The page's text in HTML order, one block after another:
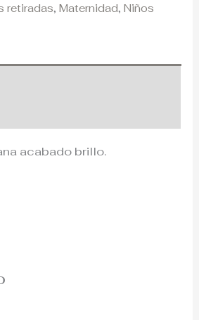
retiradas,Maternidad,Niños
acabado brillo.